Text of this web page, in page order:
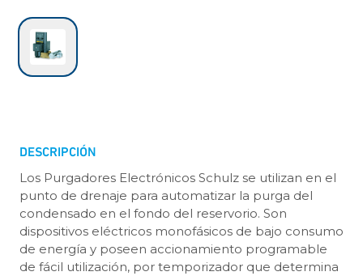
DESCRIPCIÓN
Los Purgadores Electrónicos Schulz se utilizan en el
punto de drenaje para automatizar la purga del
condensado en el fondo del reservorio. Son
dispositivos eléctricos monofásicos de bajo consumo
de energía y poseen accionamiento programable
de fácil utilización, por temporizador que determina